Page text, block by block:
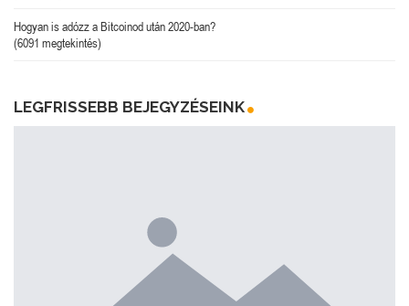
Hogyan is adózz a Bitcoinod után 2020-ban?
(6091 megtekintés)
LEGFRISSEBB BEJEGYZÉSEINK